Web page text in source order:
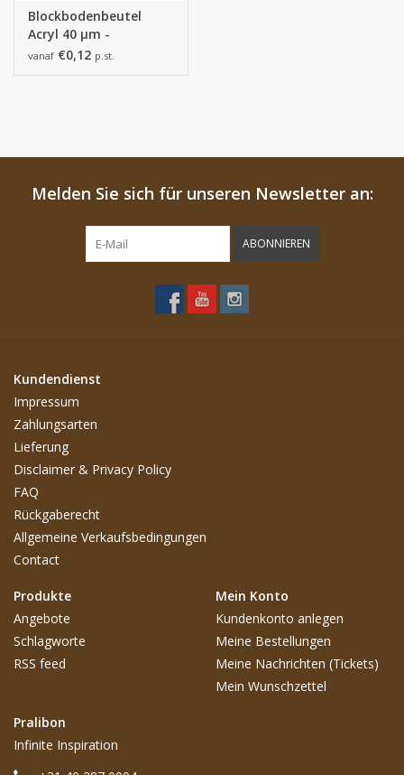
Blockbodenbeutel
Acryl 40 µm -
100*60*280mm
vanaf €0,12 p.st.
Melden Sie sich für unseren Newsletter an:
ABONNIEREN
Kundendienst
Impressum
Zahlungsarten
Lieferung
Disclaimer & Privacy Policy
FAQ
Rückgaberecht
Allgemeine Verkaufsbedingungen
Contact
Produkte
Angebote
Schlagworte
RSS feed
Mein Konto
Kundenkonto anlegen
Meine Bestellungen
Meine Nachrichten (Tickets)
Mein Wunschzettel
Pralibon
Infinite Inspiration